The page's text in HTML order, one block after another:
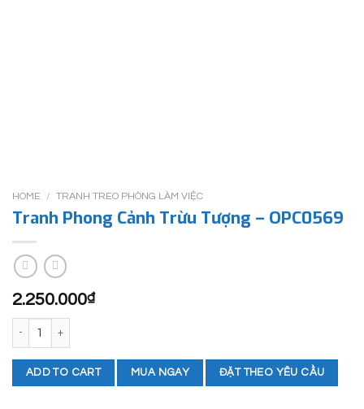
HOME / TRANH TREO PHÒNG LÀM VIỆC
Tranh Phong Cảnh Trừu Tượng – OPC0569
2.250.000₫
ADD TO CART MUA NGAY ĐẶT THEO YÊU CẦU